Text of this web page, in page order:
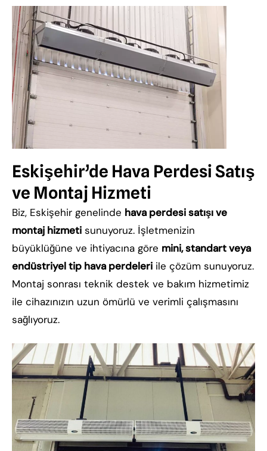
Eskişehir’de Hava Perdesi Satış
ve Montaj Hizmeti
Biz, Eskişehir genelinde hava perdesi satışı ve
montaj hizmeti sunuyoruz. İşletmenizin
büyüklüğüne ve ihtiyacına göre mini, standart veya
endüstriyel tip hava perdeleri ile çözüm sunuyoruz.
Montaj sonrası teknik destek ve bakım hizmetimiz
ile cihazınızın uzun ömürlü ve verimli çalışmasını
sağlıyoruz.